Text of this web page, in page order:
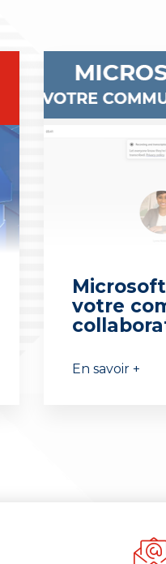
votre
En savoir +